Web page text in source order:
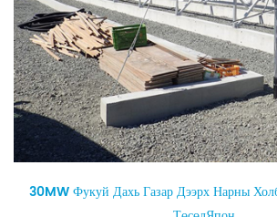
30MW Фукуй Дахь Газар Дээрх Нарны